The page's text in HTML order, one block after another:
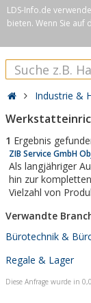
LDS-Info.de
bieten. Wenn Sie auf
Industrie &
1 Ergebnis
ZIB Service GmbH
Als langjähriger
hin zur
Vielzahl von
Verwandte
Bürotechnik &
Regale & Lager
Diese Anfrage wurde in